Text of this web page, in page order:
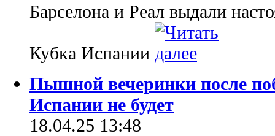
Барселона и Реал выдали
Кубка Испании
Пышной вечеринки после
Испании не будет
18.04.25 13:48